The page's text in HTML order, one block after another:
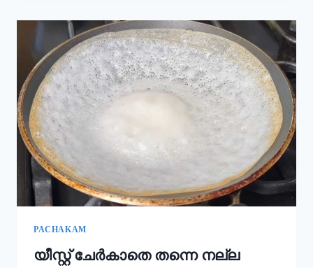
ചേർത്താൽ
അവിയൽ
കിടിലൻ
രുചിയാകും;
ഓണം
സദ്യ
അവിയൽ
ഉണ്ടാക്കൂ!
SADHYA
SPECIAL
PACHAKAM
യീസ്റ്റ് ചേർകാതെ തന്നെ നല്ല